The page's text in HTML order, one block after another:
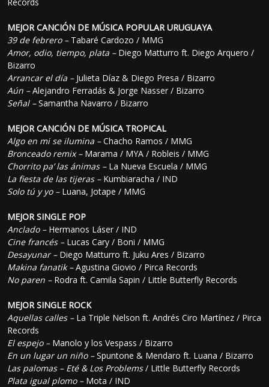
MEJOR CANCIÓN DE MÚSICA POPULAR URUGUAYA
39 de febrero –Tabaré Cardozo / MMG
Amor, odio, tiempo, plata –Diego Matturro ft. Diego Arquero /
Bizarro
Arrancar el día –Julieta Díaz & Diego Presa / Bizarro
Aún –Alejandro Ferradás & Jorge Nasser / Bizarro
Señal –Samantha Navarro / Bizarro
MEJOR CANCIÓN DE MÚSICA TROPICAL
Algo en mi se ilumina –Chacho Ramos / MMG
Bronceado remix –Marama / MYA / Robleis / MMG
Chorrito pa’ las ánimas –La Nueva Escuela / MMG
La fiesta de las tijeras –Kumbiaracha / IND
Solo tú y yo –Luana, Jotape / MMG
MEJOR SINGLE POP
Anclado –Hermanos Láser / IND
Cine francés –Lucas Cary / Boni / MMG
Desayunar –Diego Matturro ft. Juku Ares / Bizarro
Makina fanatik –Agustina Giovio / Pirca Records
No paren –Rodra ft. Camila Sapin / Little Butterfly Records
MEJOR SINGLE ROCK
Aquellas calles –La Triple Nelson ft. Andrés Ciro Martínez / Pirca
Records
El espejo –Manolo y los Vespass / Bizarro
En un lugar un niño –Spuntone & Mendaro ft. Luana / Bizarro
Las palomas – Eté & Los Problems/ Little Butterfly Records
Plata igual plomo –Mota / IND